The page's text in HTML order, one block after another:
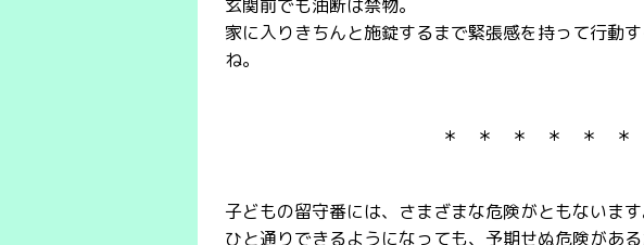
玄関前でも油断は禁物。
家に入りきちんと施錠するまで緊張感を持って行動
ね。
＊ ＊ ＊ ＊ ＊ ＊
子どもの留守番には、さまざまな危険がともないま
ひと通りできるようになっても、予期せぬ危険があ